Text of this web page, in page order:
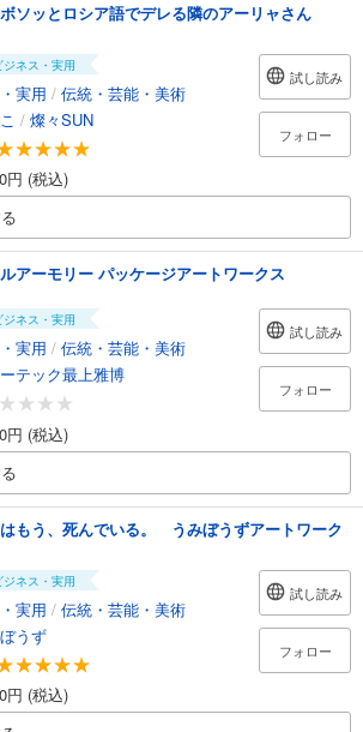
ソッとロシア語でデレる隣のアーリャさん
ジネス・実用
実用 / 伝統・芸能・美術
/ 燦々SUN
円 (税込)
試し読み
フォロー
アーモリー パッケージアートワークス
ジネス・実用
実用 / 伝統・芸能・美術
テック最上雅博
円 (税込)
試し読み
フォロー
もう、死んでいる。 うみぼうずアートワーク
ジネス・実用
実用 / 伝統・芸能・美術
うず
円 (税込)
試し読み
フォロー